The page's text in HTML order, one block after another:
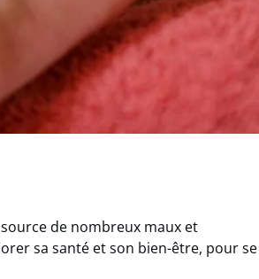
de nombreux maux et
sa santé et son bien-être, pour se